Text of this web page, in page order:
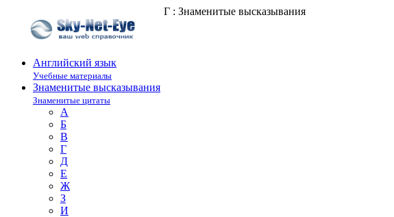
Г : Знаменитые высказывания
Английский язык
Учебные материалы
Знаменитые высказывания
Знаменитые цитаты
А
Б
В
Г
Д
Е
Ж
З
И